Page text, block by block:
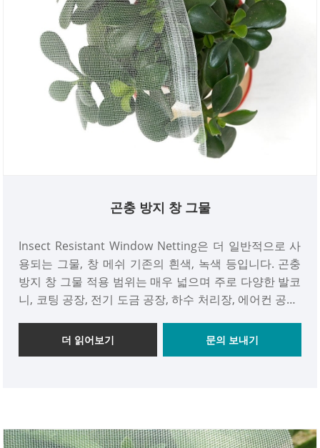
곤충 방지 창 그물
Insect Resistant Window Netting은 더 일반적으로 사
용되는 그물, 창 메쉬 기존의 흰색, 녹색 등입니다. 곤충
방지 창 그물 적용 범위는 매우 넓으며 주로 다양한 발코
니, 코팅 공장, 전기 도금 공장, 하수 처리장, 에어컨 공장,
더 읽어보기 문의 보내기